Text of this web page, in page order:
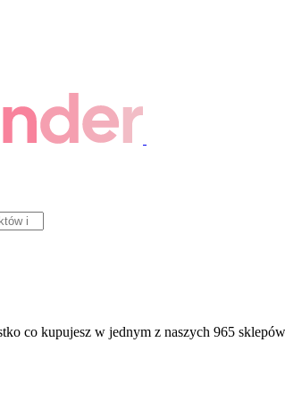
co kupujesz w jednym z naszych 965